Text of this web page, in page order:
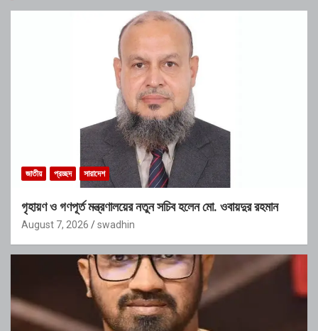
জাতীয় প্রচ্ছদ সারাদেশ
গৃহায়ণ ও গণপূর্ত মন্ত্রণালয়ের নতুন সচিব হলেন মো. ওবায়দুর রহমান
August 7, 2026 swadhin